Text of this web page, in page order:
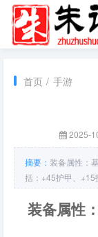
首页 / 手游
2025-
摘要： 装备属性：
括：+45护甲、+15
型辅助或半肉战士
装备属性